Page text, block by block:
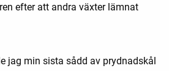
efter att andra växter lämnat
jag min sista sådd av prydnadskål